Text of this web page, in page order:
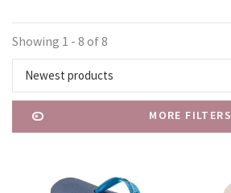
Showing 1 - 8 of 8
Newest products
MORE FILTERS